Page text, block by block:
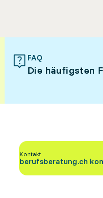
FAQ
Die häufigsten
Kontakt
berufsberatung.ch